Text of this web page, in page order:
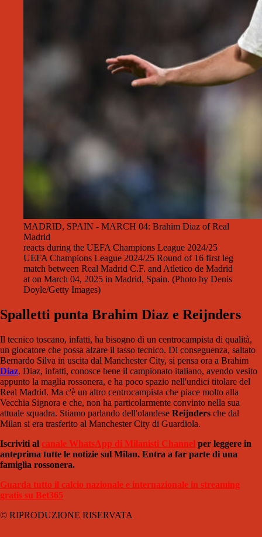
MADRID, SPAIN - MARCH 04: Brahim Diaz of Real
Madrid
reacts during the UEFA Champions League 2024/25
UEFA Champions League 2024/25 Round of 16 first leg
match between Real Madrid C.F. and Atletico de Madrid
at on March 04, 2025 in Madrid, Spain. (Photo by Denis
Doyle/Getty Images)
Spalletti punta Brahim Diaz e Reijnders
Il tecnico toscano, infatti, ha bisogno di un centrocampista di qualità,
un giocatore che possa alzare il tasso tecnico. Di conseguenza, saltato
Bernardo Silva in uscita dal Manchester City, si pensa ora a Brahim
Diaz. Diaz, infatti, conosce bene il campionato italiano, avendo vesito
appunto la maglia rossonera, e ha poco spazio nell'undici titolare del
Real Madrid. Ma c'è un altro centrocampista che piace molto alla
Vecchia Signora e che, non ha particolarmente convinto nella sua
attuale squadra. Stiamo parlando dell'olandese Reijnders che dal
Milan si era trasferito al Manchester City di Guardiola.
Iscriviti al canale WhatsApp di Milanisti Channel per leggere in
anteprima tutte le notizie sul Milan. Entra a far parte di una
famiglia rossonera.
Guarda tutto il calcio nazionale e internazionale in streaming
gratis su Bet365
© RIPRODUZIONE RISERVATA